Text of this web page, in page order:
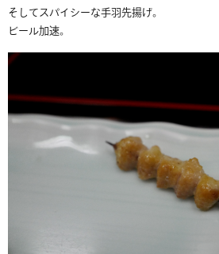
そしてスパイシーな手羽先揚げ。
ビール加速。